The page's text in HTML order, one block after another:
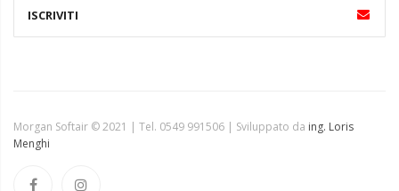
Morgan Softair © 2021 | Tel. 0549 991506 | Sviluppato da ing. Loris
Menghi